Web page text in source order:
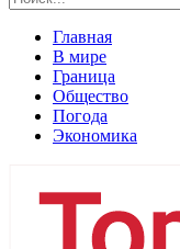
Главная
В мире
Граница
Общество
Погода
Экономика